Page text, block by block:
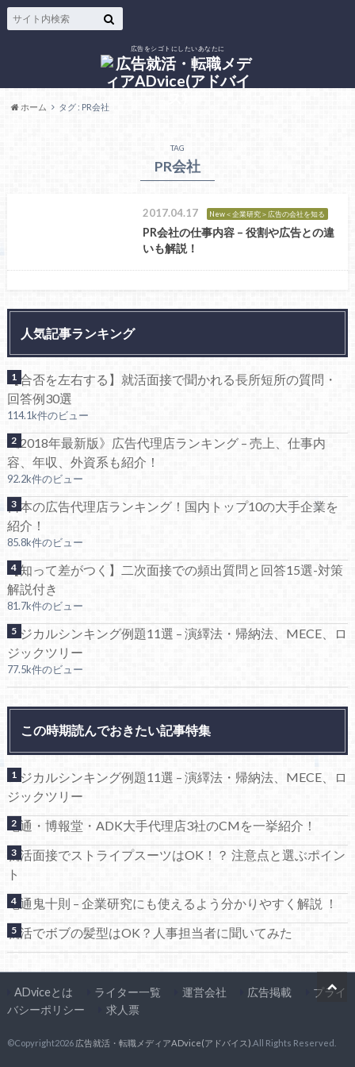
広告をシゴトにしたいあなたに
ホーム タグ : PR会社
TAG
PR会社
2017.04.17 New＜企業研究＞広告の会社を知る
PR会社の仕事内容 – 役割や広告との違
いも解説！
人気記事ランキング
【合否を左右する】就活面接で聞かれる長所短所の質問・
回答例30選
114.1k件のビュー
《2018年最新版》広告代理店ランキング – 売上、仕事内
容、年収、外資系も紹介！
92.2k件のビュー
日本の広告代理店ランキング！国内トップ10の大手企業を
紹介！
85.8k件のビュー
【知って差がつく】二次面接での頻出質問と回答15選-対策
解説付き
81.7k件のビュー
ロジカルシンキング例題11選 – 演繹法・帰納法、MECE、ロ
ジックツリー
77.5k件のビュー
この時期読んでおきたい記事特集
ロジカルシンキング例題11選 – 演繹法・帰納法、MECE、ロ
ジックツリー
電通・博報堂・ADK大手代理店3社のCMを一挙紹介！
就活面接でストライプスーツはOK！？ 注意点と選ぶポイン
ト
電通鬼十則 – 企業研究にも使えるよう分かりやすく解説 ！
就活でボブの髪型はOK？人事担当者に聞いてみた
ADviceとは ライター一覧 運営会社 広告掲載
プライ
バシーポリシー
求人票
©Copyright2026 広告就活・転職メディアADvice(アドバイス) .All Rights Reserved.